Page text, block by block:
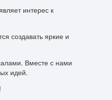
интерес к
создавать яркие и
Вместе с нами
идей.